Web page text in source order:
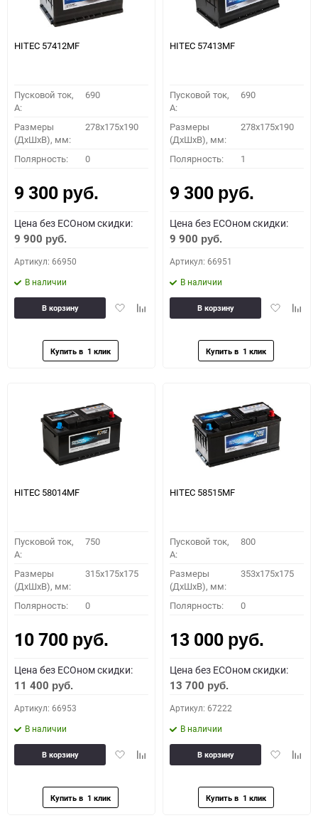
HITEC 57412MF
Пусковой ток,
A:
690
Размеры
(ДхШхВ), мм:
278x175x190
Полярность: 0
9 300 руб.
Цена без ECOном скидки:
9 900 руб.
Артикул: 66950
В наличии
ДобавитьДобавить
В корзину
HITEC 57413MF
Пусковой ток,
A:
690
Размеры
(ДхШхВ), мм:
278x175x190
Полярность: 1
9 300 руб.
Цена без ECOном скидки:
9 900 руб.
Артикул: 66951
В наличии
Добавить
В корзину
HITEC 58014MF
Пусковой ток,
A:
750
Размеры
(ДхШхВ), мм:
315x175x175
Полярность: 0
10 700 руб.
Цена без ECOном скидки:
11 400 руб.
Артикул: 66953
В наличии
ДобавитьДобавить
В корзину
HITEC 58515MF
Пусковой ток,
A:
800
Размеры
(ДхШхВ), мм:
353x175x175
Полярность: 0
13 000 руб.
Цена без ECOном скидки:
13 700 руб.
Артикул: 67222
В наличии
Добавить
В корзину